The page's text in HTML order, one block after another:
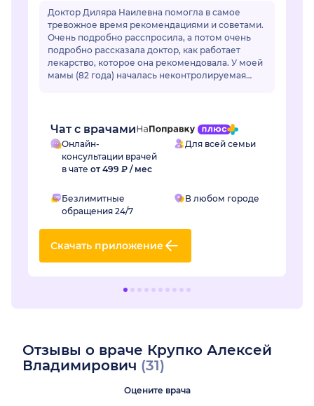
Доктор Диляра Наилевна помогла в самое
тревожное время рекомендациями и советами.
Очень подробно расспросила, а потом очень
подробно рассказала доктор, как работает
лекарство, которое она рекомендовала. У моей
мамы (82 года) началась неконтролируемая
Чат с врачами
Онлайн-
консультации врачей
в чате от 499 ₽ / мес
Для всей семьи
Безлимитные
обращения 24/7
В любом городе
Скачать приложение
Отзывы о враче Крупко Алексей
Владимирович (31)
Оцените врача